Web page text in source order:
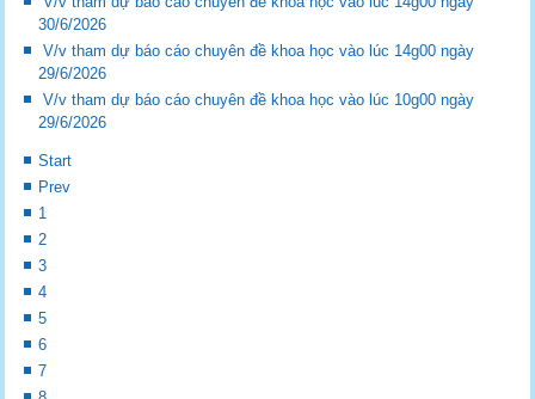
30/6/2026
V/v tham dự báo cáo chuyên đề khoa học vào lúc 14g00 ngày
29/6/2026
V/v tham dự báo cáo chuyên đề khoa học vào lúc 10g00 ngày
29/6/2026
Start
Prev
1
2
3
4
5
6
7